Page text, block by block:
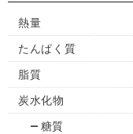
熱量
たんぱく質
脂質
炭水化物
糖質